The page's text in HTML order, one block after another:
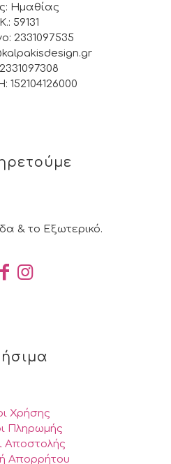
Ημαθίας
59131
2331097535
& το Εξωτερικό.
Χρήσης
Πληρωμής
Αποστολής
Απορρήτου